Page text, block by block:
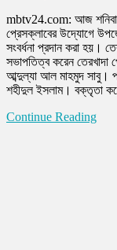
mbtv24.com: আজ
প্রেসক্লাবের উদ্যোগে
সংবর্ধনা প্রদান করা হয়।
সভাপতিত্ব করেন তেরখাদা
আব্দুল্যা আল মাহমুদ সাবু।
শহীদুল ইসলাম। বক্তৃতা
Continue Reading